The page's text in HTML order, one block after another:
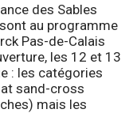
des Sables
au programme
Pas-de-Calais
les 12 et 13
: les catégories
sand-cross
mais les